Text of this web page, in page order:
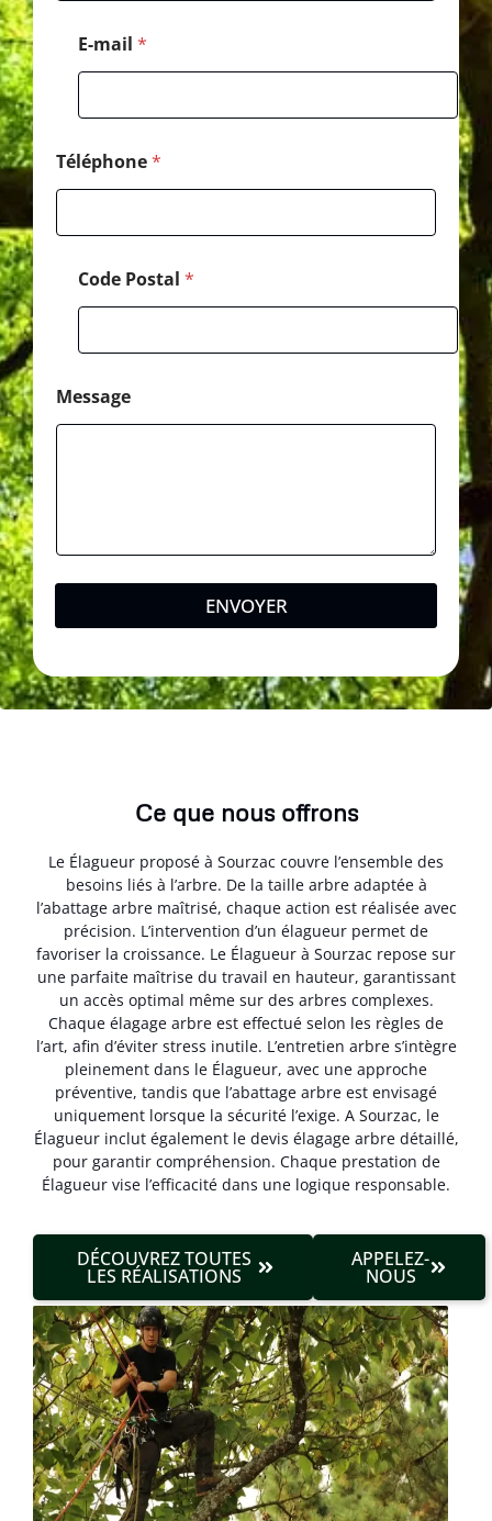
E-mail *
Téléphone*
Code Postal *
e
s
s
a
g
e
*
Message
ENVOYER
Ce que nous offrons
Le Élagueur proposé à Sourzac couvre l’ensemble des
besoins liés à l’arbre. De la taille arbre adaptée à
l’abattage arbre maîtrisé, chaque action est réalisée avec
précision. L’intervention d’un élagueur permet de
favoriser la croissance. Le Élagueur à Sourzac repose sur
une parfaite maîtrise du travail en hauteur, garantissant
un accès optimal même sur des arbres complexes.
Chaque élagage arbre est effectué selon les règles de
l’art, afin d’éviter stress inutile. L’entretien arbre s’intègre
pleinement dans le Élagueur, avec une approche
préventive, tandis que l’abattage arbre est envisagé
uniquement lorsque la sécurité l’exige. A Sourzac, le
Élagueur inclut également le devis élagage arbre détaillé,
pour garantir compréhension. Chaque prestation de
Élagueur vise l’efficacité dans une logique responsable.
DÉCOUVREZ TOUTES
LES RÉALISATIONS
APPELEZ-
NOUS